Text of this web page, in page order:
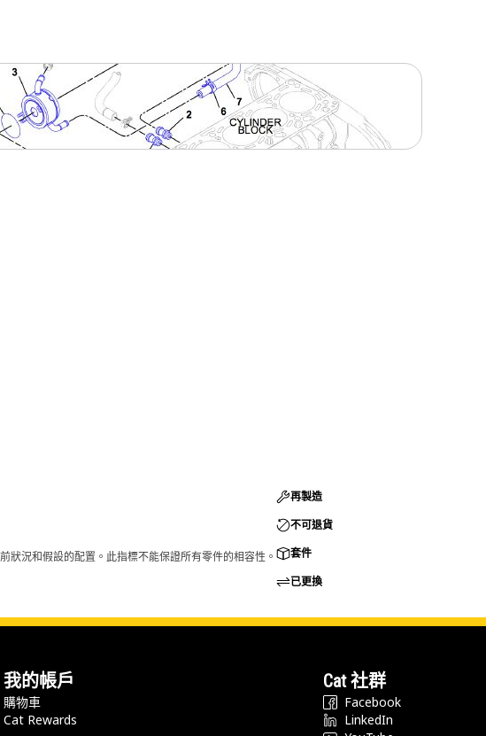
況和假設的配置。此指標不能保證所有零件的相容性。
再製造
不可退貨
套件
已更換
我的帳戶
購物車
Cat Rewards
Cat 社群
Facebook
LinkedIn